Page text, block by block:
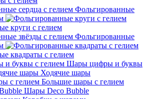
Фольгированные
круги с гелием
Фольгированные
квадраты с гелием
Шары цифры и буквы
Ходячие шары
Большие шары с гелием
Шары Deco Bubble